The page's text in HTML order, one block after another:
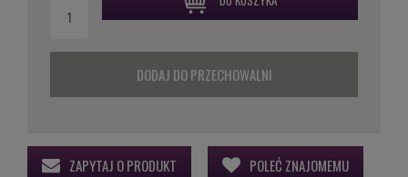
DODAJ DO PRZECHOWALNI
ZAPYTAJ O PRODUKT POLEĆ ZNAJOMEMU